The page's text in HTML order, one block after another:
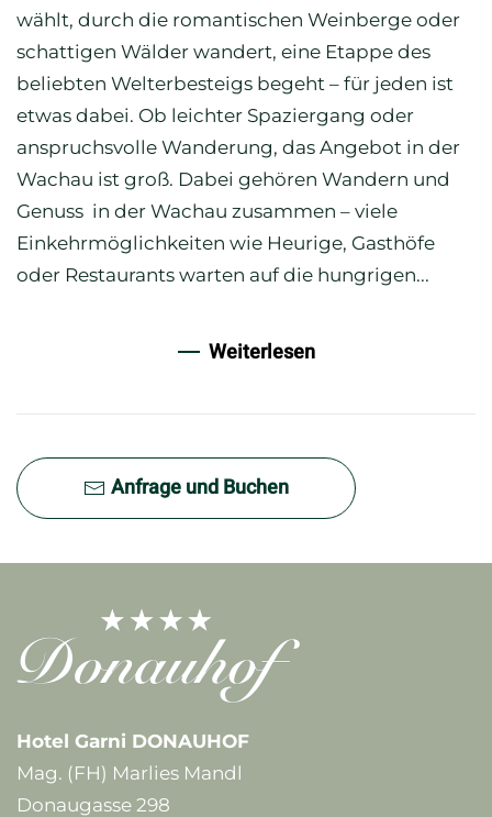
wählt, durch die romantischen Weinberge oder
schattigen Wälder wandert, eine Etappe des
beliebten Welterbesteigs begeht – für jeden ist
etwas dabei. Ob leichter Spaziergang oder
anspruchsvolle Wanderung, das Angebot in der
Wachau ist groß. Dabei gehören Wandern und
Genuss in der Wachau zusammen – viele
Einkehrmöglichkeiten wie Heurige, Gasthöfe
oder Restaurants warten auf die hungrigen...
Weiterlesen
Anfrage und Buchen
Hotel Garni DONAUHOF
Mag. (FH) Marlies Mandl
Donaugasse 298